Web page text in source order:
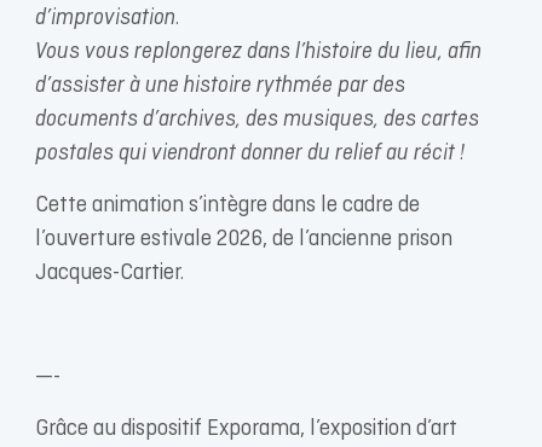
d’improvisation.
Vous vous replongerez dans l’histoire du lieu, afin
d’assister à une histoire rythmée par des
documents d’archives, des musiques, des cartes
postales qui viendront donner du relief au récit !
Cette animation s’intègre dans le cadre de
l’ouverture estivale 2026, de l’ancienne prison
Jacques-Cartier.
—-
Grâce au dispositif Exporama, l’exposition d’art